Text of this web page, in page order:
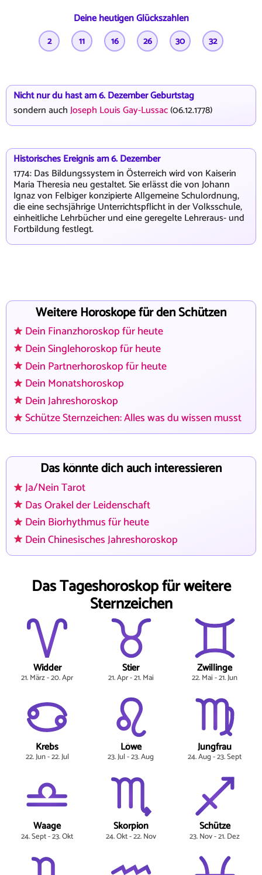
Deine heutigen Glückszahlen
2 11 16 26 30 32
Nicht nur du hast am 6. Dezember Geburtstag
sondern auchJoseph Louis Gay-Lussac(06.12.1778)
Historisches Ereignis am 6. Dezember
1774: Das Bildungssystem in Österreich wird von Kaiserin
Maria Theresia neu gestaltet. Sie erlässt die von Johann
Ignaz von Felbiger konzipierte Allgemeine Schulordnung,
die eine sechsjährige Unterrichtspflicht in der Volksschule,
einheitliche Lehrbücher und eine geregelte Lehreraus- und
Fortbildung festlegt.
Weitere Horoskope für den Schützen
Dein Finanzhoroskop für heute
Dein Singlehoroskop für heute
Dein Partnerhoroskop für heute
Dein Monatshoroskop
Dein Jahreshoroskop
Schütze Sternzeichen: Alles was du wissen musst
Das könnte dich auch interessieren
Ja/Nein Tarot
Das Orakel der Leidenschaft
Dein Biorhythmus für heute
Dein Chinesisches Jahreshoroskop
Das Tageshoroskop für weitere
Sternzeichen
Widder
21. März - 20. Apr
Stier
21. Apr - 21. Mai
Zwillinge
22. Mai - 21. Jun
Krebs
22. Jun - 22. Jul
Löwe
23. Jul - 23. Aug
Jungfrau
24. Aug - 23. Sept
Waage
24. Sept - 23. Okt
Skorpion
24. Okt - 22. Nov
Schütze
23. Nov - 21. Dez